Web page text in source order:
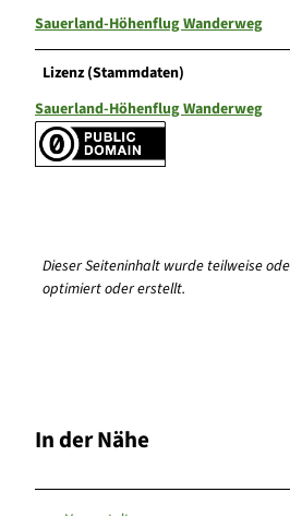
Sauerland-Höhenflug Wanderweg
Lizenz (Stammdaten)
Sauerland-Höhenflug Wanderweg
Dieser Seiteninhalt wurde teilweise
optimiert oder erstellt.
In der Nähe